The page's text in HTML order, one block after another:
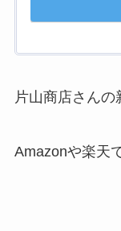
片山商店さん
Amazonや楽天